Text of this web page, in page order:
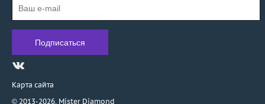
Карта сайта
© 2013-2026, Mister Diamond